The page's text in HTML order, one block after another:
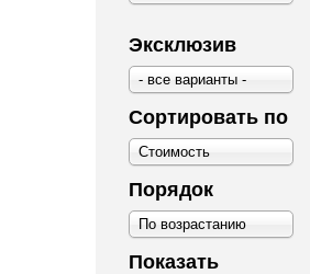
Эксклюзив
- все варианты -
Сортировать по
Стоимость
Порядок
По возрастанию
Показать